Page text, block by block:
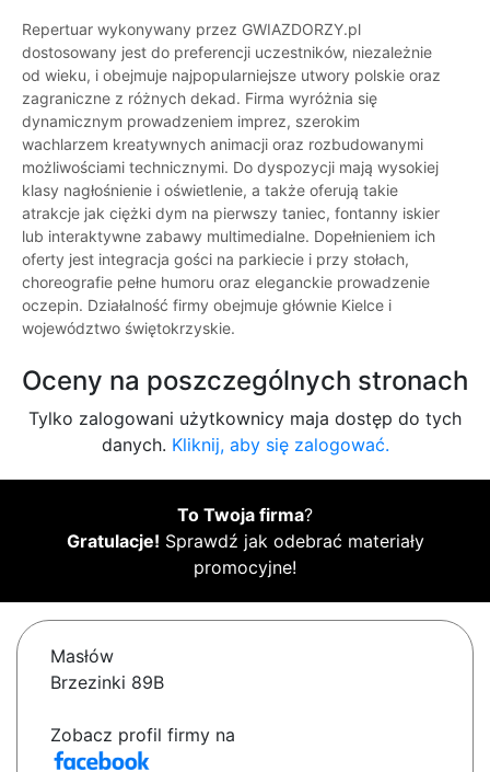
Repertuar wykonywany przez GWIAZDORZY.pl
dostosowany jest do preferencji uczestników, niezależnie
od wieku, i obejmuje najpopularniejsze utwory polskie oraz
zagraniczne z różnych dekad. Firma wyróżnia się
dynamicznym prowadzeniem imprez, szerokim
wachlarzem kreatywnych animacji oraz rozbudowanymi
możliwościami technicznymi. Do dyspozycji mają wysokiej
klasy nagłośnienie i oświetlenie, a także oferują takie
atrakcje jak ciężki dym na pierwszy taniec, fontanny iskier
lub interaktywne zabawy multimedialne. Dopełnieniem ich
oferty jest integracja gości na parkiecie i przy stołach,
choreografie pełne humoru oraz eleganckie prowadzenie
oczepin. Działalność firmy obejmuje głównie Kielce i
województwo świętokrzyskie.
Oceny na poszczególnych stronach
Tylko zalogowani użytkownicy maja dostęp do tych
danych. Kliknij, aby się zalogować.
To Twoja firma?
Gratulacje! Sprawdź jak odebrać materiały
promocyjne!
Masłów
Brzezinki 89B
Zobacz profil firmy na